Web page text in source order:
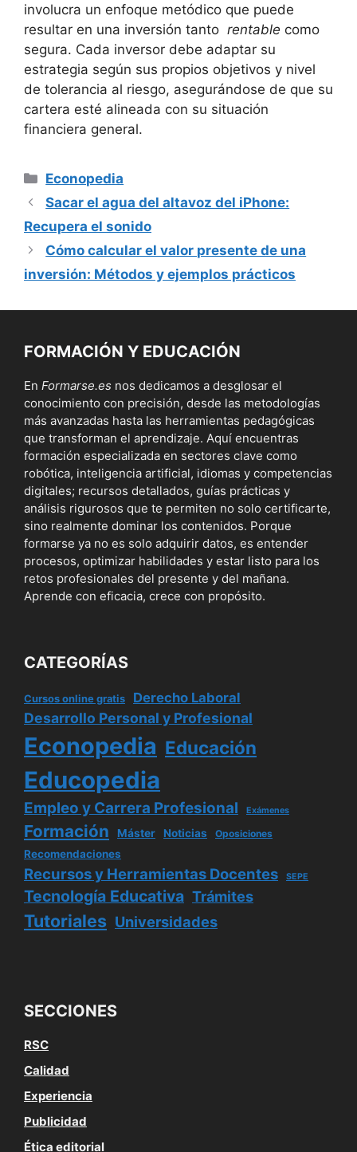
involucra un enfoque metódico que puede
resultar ⁣en una inversión tanto ​ rentable como
segura. Cada inversor ‌debe adaptar su
‌estrategia⁢ según sus propios objetivos y nivel
de tolerancia ⁤al ⁤riesgo, asegurándose de‌ que su
cartera esté ⁤alineada⁢ con su situación
financiera ‍general.
Categorías
Econopedia
Sacar el agua del altavoz del iPhone:
Recupera el sonido
Cómo calcular el valor presente de una
inversión: Métodos y ejemplos prácticos
FORMACIÓN Y EDUCACIÓN
En Formarse.es nos dedicamos a desglosar el
conocimiento con precisión, desde las metodologías
más avanzadas hasta las herramientas pedagógicas
que transforman el aprendizaje. Aquí encuentras
formación especializada en sectores clave como
robótica, inteligencia artificial, idiomas y competencias
digitales; recursos detallados, guías prácticas y
análisis rigurosos que te permiten no solo certificarte,
sino realmente dominar los contenidos. Porque
formarse ya no es solo adquirir datos, es entender
procesos, optimizar habilidades y estar listo para los
retos profesionales del presente y del mañana.
Aprende con eficacia, crece con propósito.
CATEGORÍAS
Cursos online gratis Derecho Laboral
Desarrollo Personal y Profesional
Econopedia Educación
Educopedia
Empleo y Carrera Profesional Exámenes
Formación Máster Noticias Oposiciones
Recomendaciones
Recursos y Herramientas Docentes SEPE
Tecnología Educativa Trámites
Tutoriales Universidades
SECCIONES
RSC
Calidad
Experiencia
Publicidad
Ética editorial